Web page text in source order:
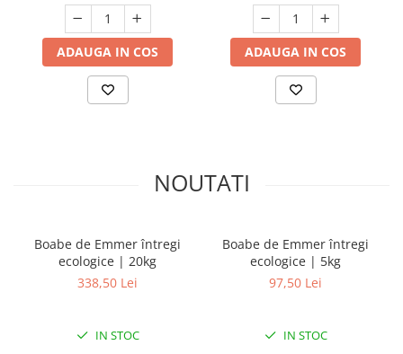
ADAUGA IN COS ADAUGA IN COS
NOUTATI
Boabe de Emmer întregi
ecologice | 20kg
338,50 Lei
IN STOC
Boabe de Emmer întregi
ecologice | 5kg
97,50 Lei
IN STOC